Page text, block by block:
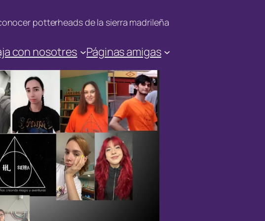
potterheads de la sierra madrileña
con nosotres Páginas amigas